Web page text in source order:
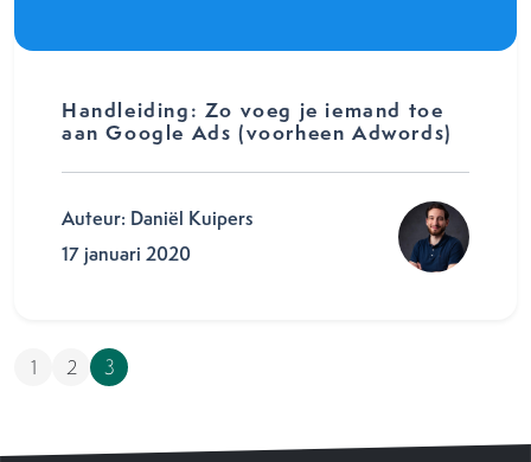
Handleiding: Zo voeg je iemand toe
aan Google Ads (voorheen Adwords)
Auteur: Daniël Kuipers
17 januari 2020
1 2 3